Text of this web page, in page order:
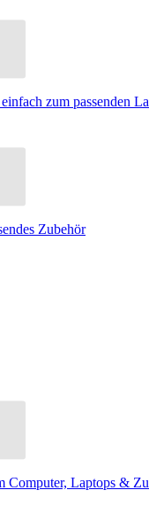
zum passenden
Zubehör
Computer, Laptops &